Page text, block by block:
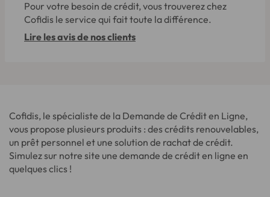
Pour votre besoin de crédit, vous trouverez chez
Cofidis le service qui fait toute la différence.
Lire les avis de nos clients
Cofidis, le spécialiste de la Demande de Crédit en Ligne,
vous propose plusieurs produits : des crédits renouvelables,
un prêt personnel et une solution de rachat de crédit.
Simulez sur notre site une demande de crédit en ligne en
quelques clics !